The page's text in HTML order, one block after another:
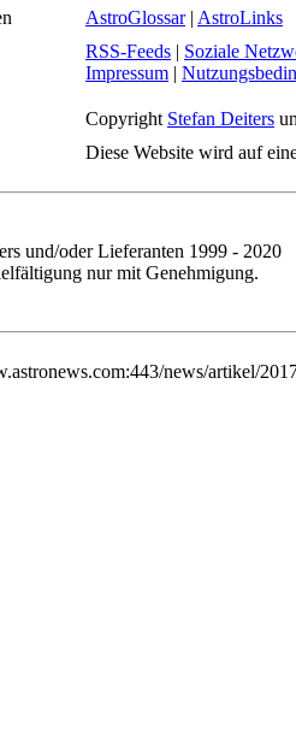
AstroGlossar| AstroLinks
RSS-Feeds | Soziale
Impressum |
Copyright Stefan Deiters
Diese Website wird auf
und/oder Lieferanten 1999 - 2020
nur mit Genehmigung.
news/artikel/